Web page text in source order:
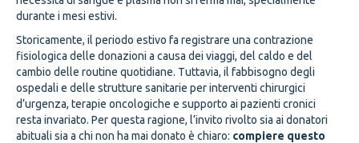
durante i mesi estivi.
Storicamente, il periodo estivo fa registrare una contrazione
fisiologica delle donazioni a causa dei viaggi, del caldo e del
cambio delle routine quotidiane. Tuttavia, il fabbisogno degli
ospedali e delle strutture sanitarie per interventi chirurgici
d’urgenza, terapie oncologiche e supporto ai pazienti cronici
resta invariato. Per questa ragione, l’invito rivolto sia ai donatori
abituali sia a chi non ha mai donato è chiaro: compiere questo